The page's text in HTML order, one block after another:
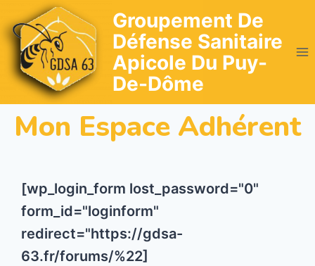
to
content
Groupement De
Défense Sanitaire
Apicole Du Puy-
De-Dôme
Mon Espace Adhérent
[wp_login_form lost_password="0"
form_id="loginform"
redirect="https://gdsa-
63.fr/forums/%22]